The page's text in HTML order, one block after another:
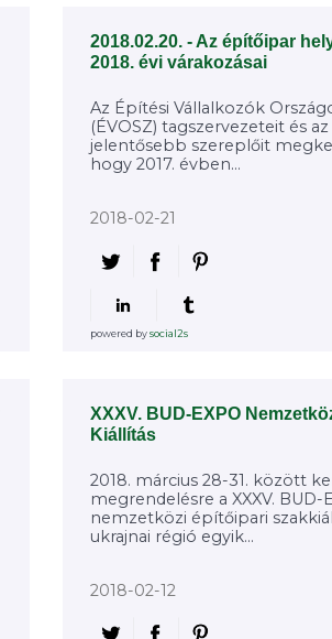
2018.02.20. - Az építőipar
2018. évi várakozásai
Az Építési Vállalkozók
(ÉVOSZ) tagszervezeteit és
jelentősebb szereplőit
hogy 2017. évben...
2018-02-21
powered bysocial2s
XXXV. BUD-EXPO
Kiállítás
2018. március 28-31. között
megrendelésre a XXXV. BUD-
nemzetközi építőipari
ukrajnai régió egyik...
2018-02-12